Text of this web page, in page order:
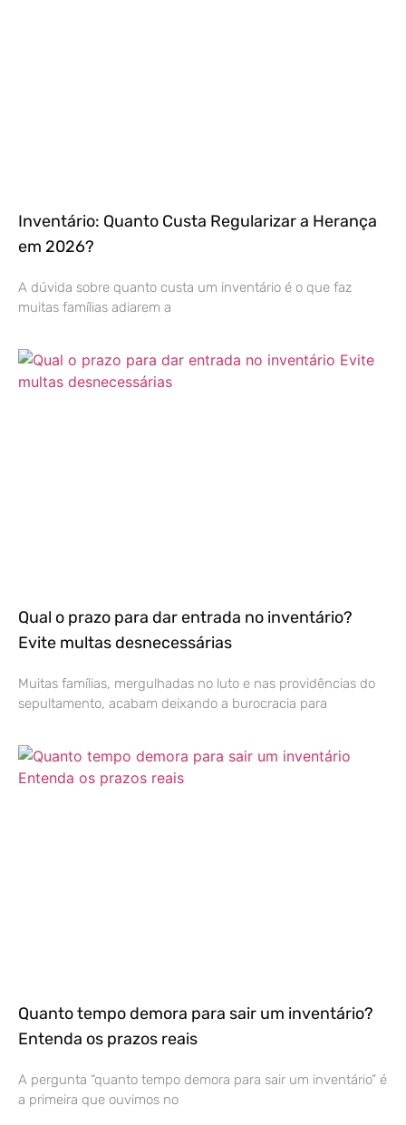
Inventário: Quanto Custa Regularizar a Herança
em 2026?
A dúvida sobre quanto custa um inventário é o que faz
muitas famílias adiarem a
Qual o prazo para dar entrada no inventário?
Evite multas desnecessárias
Muitas famílias, mergulhadas no luto e nas providências do
sepultamento, acabam deixando a burocracia para
Quanto tempo demora para sair um inventário?
Entenda os prazos reais
A pergunta “quanto tempo demora para sair um inventário” é
a primeira que ouvimos no